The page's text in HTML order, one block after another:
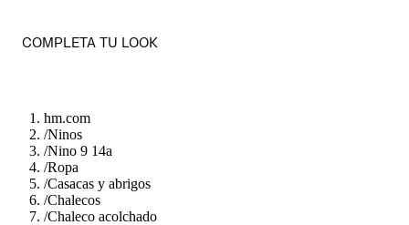
COMPLETA TU LOOK
hm.com
/Ninos
/Nino 9 14a
/Ropa
/Casacas y abrigos
/Chalecos
/Chaleco acolchado